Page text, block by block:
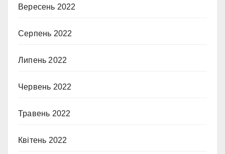
Вересень 2022
Серпень 2022
Липень 2022
Червень 2022
Травень 2022
Квітень 2022